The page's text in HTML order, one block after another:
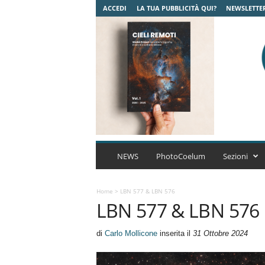
ACCEDI LA TUA PUBBLICITÀ QUI?
C
m
A
r
NEWS PhotoCoelum Sezioni
Home > LBN 577 & LBN 576
LBN 577 & LBN 576
di Carlo Molliconeinserita il 31 Ottobre 2024